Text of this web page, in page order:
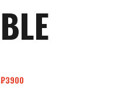
BLE
₽3900